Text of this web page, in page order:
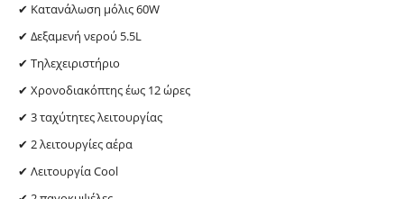
✔ Κατανάλωση μόλις 60W
✔ Δεξαμενή νερού 5.5L
✔ Τηλεχειριστήριο
✔ Χρονοδιακόπτης έως 12 ώρες
✔ 3 ταχύτητες λειτουργίας
✔ 2 λειτουργίες αέρα
✔ Λειτουργία Cool